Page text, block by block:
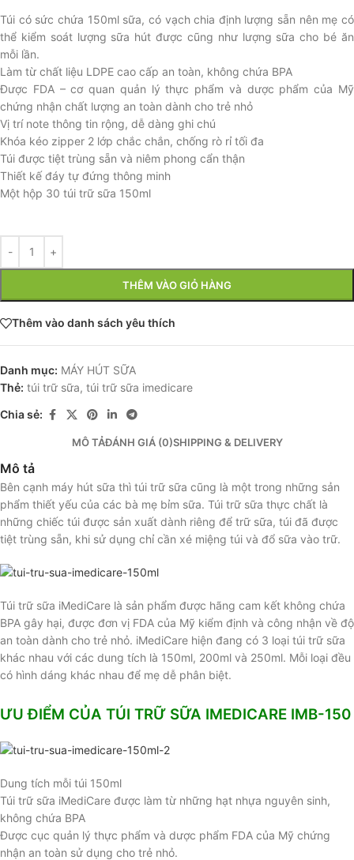
Túi có sức chứa 150ml sữa, có vạch chia định lượng sẵn nên mẹ có
thể kiểm soát lượng sữa hút được cũng như lượng sữa cho bé ăn
mỗi lần.
Làm từ chất liệu LDPE cao cấp an toàn, không chứa BPA
Được FDA – cơ quan quản lý thực phẩm và dược phẩm của Mỹ
chứng nhận chất lượng an toàn dành cho trẻ nhỏ
Vị trí note thông tin rộng, dễ dàng ghi chú
Khóa kéo zipper 2 lớp chắc chắn, chống rò rỉ tối đa
Túi được tiệt trùng sẵn và niêm phong cẩn thận
Thiết kế đáy tự đứng thông minh
Một hộp 30 túi trữ sữa 150ml
THÊM VÀO GIỎ HÀNG
Thêm vào danh sách yêu thích
Danh mục: MÁY HÚT SỮA
Thẻ: túi trữ sữa, túi trữ sữa imedicare
Chia sẻ:
MÔ TẢĐÁNH GIÁ (0)SHIPPING & DELIVERY
Mô tả
Bên cạnh máy hút sữa thì túi trữ sữa cũng là một trong những sản
phẩm thiết yếu của các bà mẹ bỉm sữa. Túi trữ sữa thực chất là
những chiếc túi được sản xuất dành riêng để trữ sữa, túi đã được
tiệt trùng sẵn, khi sử dụng chỉ cần xé miệng túi và đổ sữa vào trữ.
Túi trữ sữa iMediCare là sản phẩm được hãng cam kết không chứa
BPA gây hại, được đơn vị FDA của Mỹ kiểm định và công nhận về độ
an toàn dành cho trẻ nhỏ. iMediCare hiện đang có 3 loại túi trữ sữa
khác nhau với các dung tích là 150ml, 200ml và 250ml. Mỗi loại đều
có hình dáng khác nhau để mẹ dễ phân biệt.
ƯU ĐIỂM CỦA TÚI TRỮ SỮA IMEDICARE IMB-150
Dung tích mỗi túi 150ml
Túi trữ sữa iMediCare được làm từ những hạt nhựa nguyên sinh,
không chứa BPA
Được cục quản lý thực phẩm và dược phẩm FDA của Mỹ chứng
nhận an toàn sử dụng cho trẻ nhỏ.